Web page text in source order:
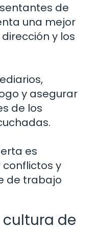
de
una mejor
y los
y asegurar
de los
es
y
de trabajo
de